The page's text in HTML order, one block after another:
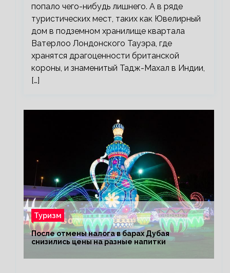
попало чего-нибудь лишнего. А в ряде
туристических мест, таких как Ювелирный
дом в подземном хранилище квартала
Ватерлоо Лондонского Тауэра, где
хранятся драгоценности британской
короны, и знаменитый Тадж-Махал в Индии,
[…]
Туризм
После отмены налога в барах Дубая
снизились цены на разные напитки